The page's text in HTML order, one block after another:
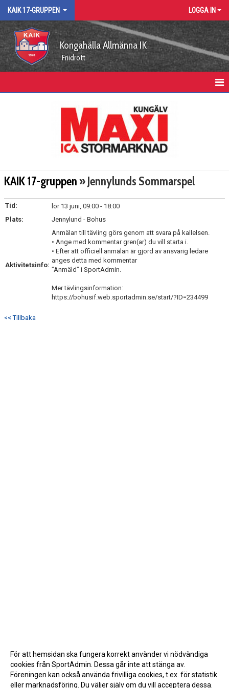
KAIK 17-GRUPPEN LOGGA IN
Kongahälla Allmänna IK
Friidrott
KAIK 17-gruppen» Jennylunds Sommarspel
Tid:
lör 13 juni, 09:00 - 18:00
Plats:
Jennylund - Bohus
Aktivitetsinfo:
Anmälan till tävling görs genom att svara på kallelsen.
• Ange med kommentar gren(ar) du vill starta i.
• Efter att officiell anmälan är gjord av ansvarig ledare
anges detta med kommentar
”Anmäld” i SportAdmin.
Mer tävlingsinformation:
https://bohusif.web.sportadmin.se/start/?ID=234499
<< Tillbaka
För att hemsidan ska fungera korrekt använder vi nödvändiga
cookies från SportAdmin. Dessa går inte att stänga av.
Föreningen kan också använda frivilliga cookies, t.ex. för statistik
eller marknadsföring. Du väljer själv om du vill acceptera dessa.